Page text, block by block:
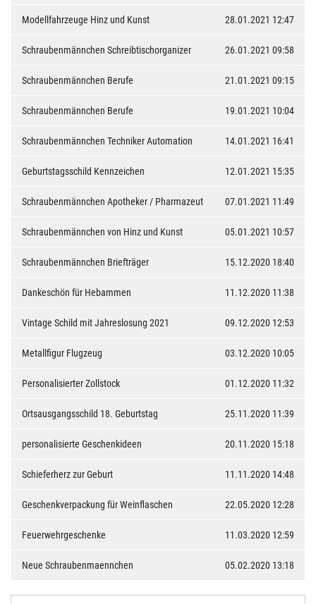
Modellfahrzeuge Hinz und Kunst 28.01.2021 12:47
Schraubenmännchen Schreibtischorganizer 26.01.2021 09:58
Schraubenmännchen Berufe 21.01.2021 09:15
Schraubenmännchen Berufe 19.01.2021 10:04
Schraubenmännchen Techniker Automation 14.01.2021 16:41
Geburtstagsschild Kennzeichen 12.01.2021 15:35
Schraubenmännchen Apotheker / Pharmazeut 07.01.2021 11:49
Schraubenmännchen von Hinz und Kunst 05.01.2021 10:57
Schraubenmännchen Briefträger 15.12.2020 18:40
Dankeschön für Hebammen 11.12.2020 11:38
Vintage Schild mit Jahreslosung 2021 09.12.2020 12:53
Metallfigur Flugzeug 03.12.2020 10:05
Personalisierter Zollstock 01.12.2020 11:32
Ortsausgangsschild 18. Geburtstag 25.11.2020 11:39
personalisierte Geschenkideen 20.11.2020 15:18
Schieferherz zur Geburt 11.11.2020 14:48
Geschenkverpackung für Weinflaschen 22.05.2020 12:28
Feuerwehrgeschenke 11.03.2020 12:59
Neue Schraubenmaennchen 05.02.2020 13:18